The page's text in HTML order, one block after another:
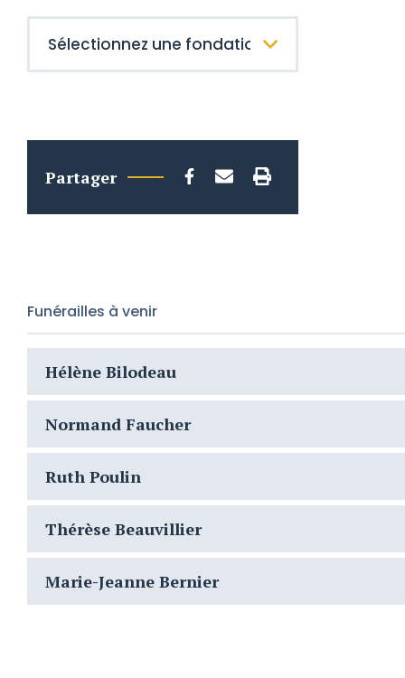
Partager
Funérailles à venir
Hélène Bilodeau
Normand Faucher
Ruth Poulin
Thérèse Beauvillier
Marie-Jeanne Bernier